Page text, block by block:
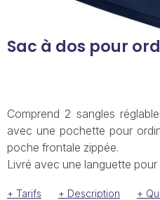
Sac à dos pour
Comprend 2 sangles
avec une pochette pour
poche frontale zippée.
Livré avec une languette
+ Tarifs + Description +